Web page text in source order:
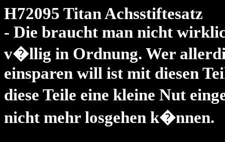
H72095 Titan Achsstiftesatz
- Die braucht man nicht
v�llig in Ordnung. Wer
einsparen will ist mit diesen
diese Teile eine kleine Nut
nicht mehr losgehen k�nnen.